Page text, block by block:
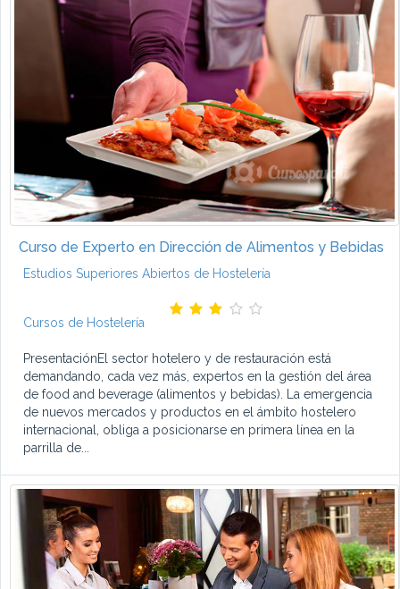
Curso de Experto en Dirección de Alimentos y Bebidas
Estudios Superiores Abiertos de Hostelería
Cursos de Hostelería
PresentaciónEl sector hotelero y de restauración está
demandando, cada vez más, expertos en la gestión del área
de food and beverage (alimentos y bebidas). La emergencia
de nuevos mercados y productos en el ámbito hostelero
internacional, obliga a posicionarse en primera línea en la
parrilla de...